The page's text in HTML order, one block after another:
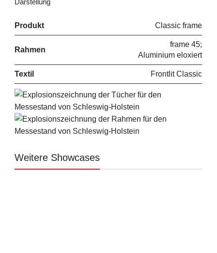
Darstellung
Produkt Classic frame
Rahmen
frame 45;
Aluminium eloxiert
Textil Frontlit Classic
Weitere Showcases